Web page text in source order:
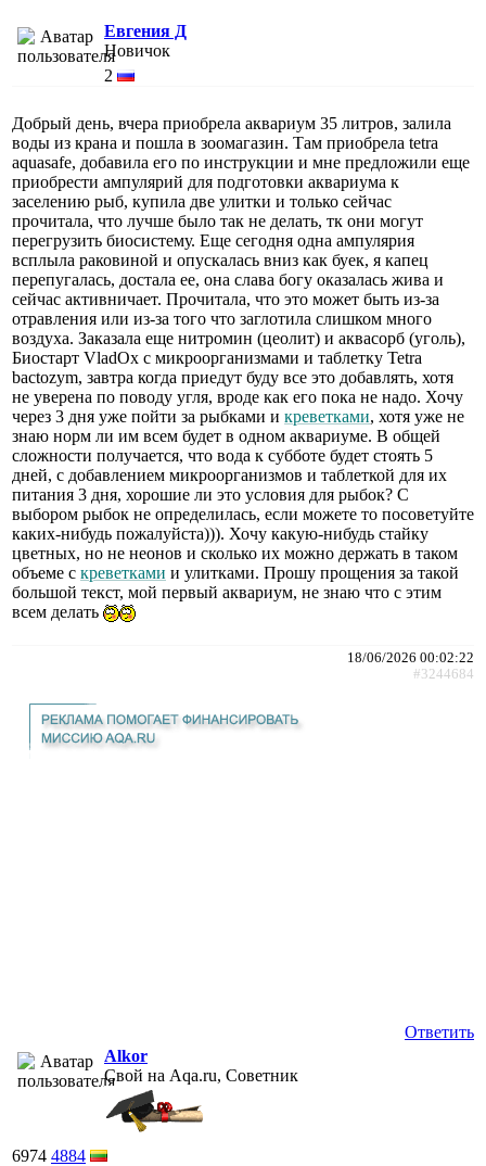
Евгения Д
Новичок
2
Добрый день, вчера приобрела аквариум 35 литров, залила
воды из крана и пошла в зоомагазин. Там приобрела tetra
aquasafe, добавила его по инструкции и мне предложили еще
приобрести ампулярий для подготовки аквариума к
заселению рыб, купила две улитки и только сейчас
прочитала, что лучше было так не делать, тк они могут
перегрузить биосистему. Еще сегодня одна ампулярия
всплыла раковиной и опускалась вниз как буек, я капец
перепугалась, достала ее, она слава богу оказалась жива и
сейчас активничает. Прочитала, что это может быть из-за
отравления или из-за того что заглотила слишком много
воздуха. Заказала еще нитромин (цеолит) и аквасорб (уголь),
Биостарт VladOx с микроорганизмами и таблетку Tetra
bactozym, завтра когда приедут буду все это добавлять, хотя
не уверена по поводу угля, вроде как его пока не надо. Хочу
через 3 дня уже пойти за рыбками и креветками, хотя уже не
знаю норм ли им всем будет в одном аквариуме. В общей
сложности получается, что вода к субботе будет стоять 5
дней, с добавлением микроорганизмов и таблеткой для их
питания 3 дня, хорошие ли это условия для рыбок? С
выбором рыбок не определилась, если можете то посоветуйте
каких-нибудь пожалуйста))). Хочу какую-нибудь стайку
цветных, но не неонов и сколько их можно держать в таком
объеме с креветками и улитками. Прошу прощения за такой
большой текст, мой первый аквариум, не знаю что с этим
всем делать
18/06/2026 00:02:22
#3244684
Ответить
Alkor
Свой на Aqa.ru, Советник
6974 4884